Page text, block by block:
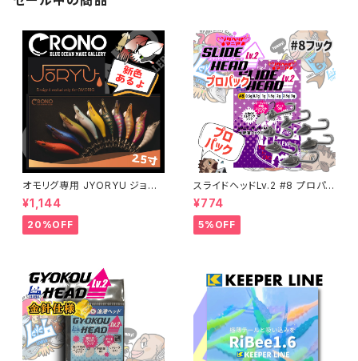
オモリグ専用 JYORYU ジョウ
リュウ【CRONO】
¥1,144
20%OFF
スライドヘッドLv.2 #8 プロパッ
ク 各ウエイト【JigHeadMani
a】
¥774
5%OFF